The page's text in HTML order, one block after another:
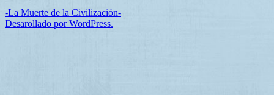
-La Muerte de la Civilización-
Desarollado por WordPress.